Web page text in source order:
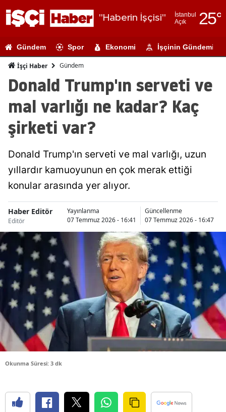
"Haberin İşçisi"
İstanbul
Açık
25°
Adıyaman
Ağrı
Amasya
Antalya
Artvin
Balıkesir
Bilecik
Bingöl
Bitlis
Bolu
Burdur
Bursa
Çorum
Gündem Spor Ekonomi İşçinin Gündemi
İşçi Haber Gündem
Donald Trump'ın serveti ve
mal varlığı ne kadar? Kaç
şirketi var?
Donald Trump'ın serveti ve mal varlığı, uzun
yıllardır kamuoyunun en çok merak ettiği
konular arasında yer alıyor.
Haber Editör
Editör
Yayınlanma
07 Temmuz 2026 - 16:41
Güncellenme
07 Temmuz 2026 - 16:47
Okunma Süresi: 3 dk